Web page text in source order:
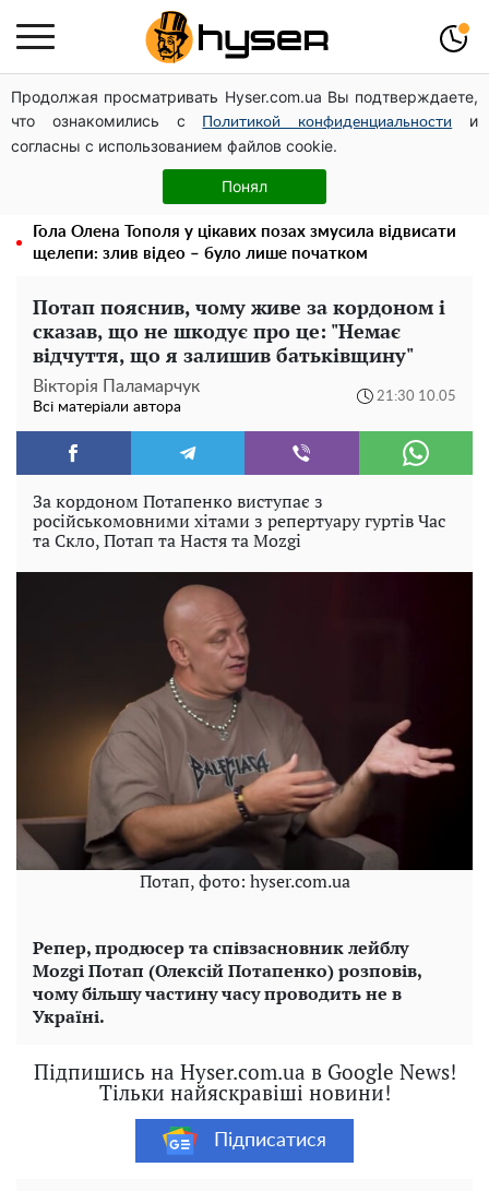
Продолжая просматривать Hyser.com.ua Вы подтверждаете,
что ознакомились с
Политикой конфиденциальности
и
согласны с использованием файлов cookie.
Понял
Посол ОБСЄ вдруге відвідав місце російського удару
по житловому будинку на Подолі
Дрони із націнкою: Олександр Конотопський вивів
мільйони оборонного бюджету через фіктивну фірму в
Гола Олена Тополя у цікавих позах змусила відвисати
щелепи: злив відео – було лише початком
Потап пояснив, чому живе за кордоном і
сказав, що не шкодує про це: "Немає
відчуття, що я залишив батьківщину"
Вікторія Паламарчук
Всі матеріали автора
21:30 10.05
За кордоном Потапенко виступає з
російськомовними хітами з репертуару гуртів Час
та Скло, Потап та Настя та Mozgi
Потап, фото: hyser.com.ua
Репер, продюсер та співзасновник лейблу
Mozgi Потап (Олексій Потапенко) розповів,
чому більшу частину часу проводить не в
Україні.
Підпишись на Hyser.com.ua в Google News!
Тільки найяскравіші новини!
Підписатися